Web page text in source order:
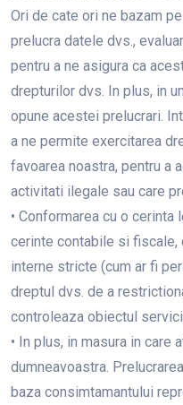
Ori de cate ori ne bazam
prelucra datele dvs.,
pentru a ne asigura ca
drepturilor dvs. In plus, in
opune acestei prelucrari.
a ne permite exercitarea
favoarea noastra, pentru a
activitati ilegale sau care
• Conformarea cu o
cerinte contabile si
interne stricte (cum ar fi
dreptul dvs. de a
controleaza obiectul
• In plus, in masura in care
dumneavoastra.
baza consimtamantului